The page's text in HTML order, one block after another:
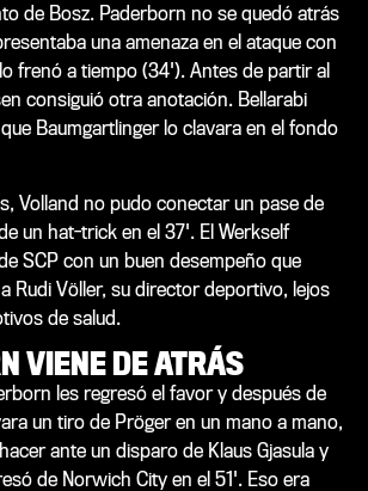
de Bosz. Paderborn no se quedó atrás
una amenaza en el ataque con
frenó a tiempo (34'). Antes de partir al
consiguió otra anotación. Bellarabi
Baumgartlinger lo clavara en el fondo
Volland no pudo conectar un pase de
un hat-trick en el 37'. El Werkself
SCP con un buen desempeño que
Rudi Völler, su director deportivo, lejos
de salud.
VIENE DE ATRÁS
les regresó el favor y después de
un tiro de Pröger en un mano a mano,
ante un disparo de Klaus Gjasula y
de Norwich City en el 51'. Eso era